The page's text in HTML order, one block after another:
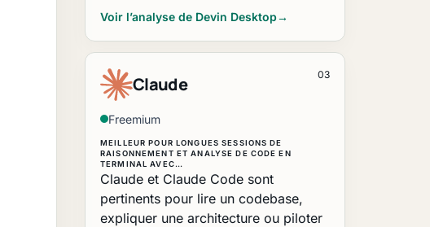
Voir l’analyse de Devin Desktop→
03
Claude
Freemium
MEILLEUR POUR LONGUES SESSIONS DE
RAISONNEMENT ET ANALYSE DE CODE EN
TERMINAL AVEC…
Claude et Claude Code sont
pertinents pour lire un codebase,
expliquer une architecture ou piloter